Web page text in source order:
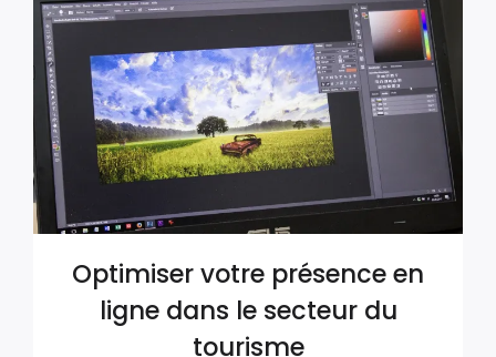
Optimiser votre présence en
ligne dans le secteur du
tourisme